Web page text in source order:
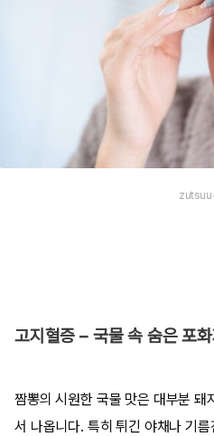
고지혈증 – 국물 속 숨은 포
짬뽕의 시원한 국물 맛은 대부분 돼
서 나옵니다. 특히 튀긴 야채나 기